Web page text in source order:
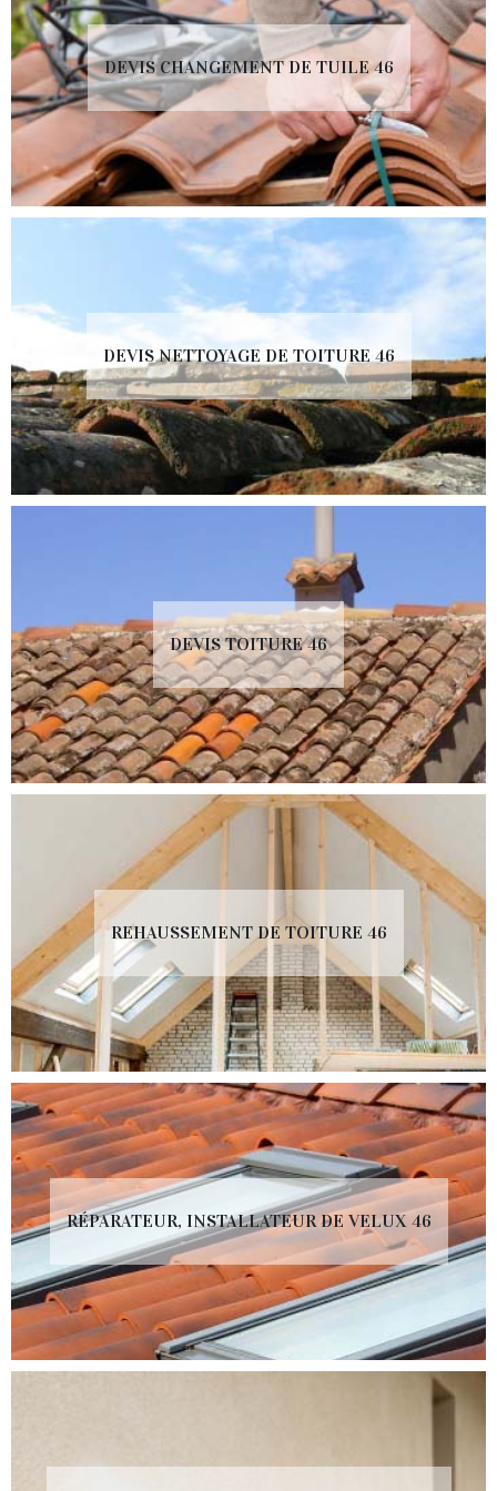
DEVIS CHANGEMENT DE TUILE 46
DEVIS NETTOYAGE DE TOITURE 46
DEVIS TOITURE 46
REHAUSSEMENT DE TOITURE 46
RÉPARATEUR, INSTALLATEUR DE VELUX 46